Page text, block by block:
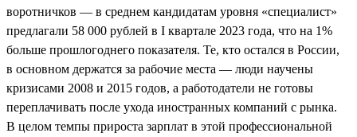
воротничков — в среднем кандидатам уровня «специалист»
предлагали 58 000 рублей в I квартале 2023 года, что на 1%
больше прошлогоднего показателя. Те, кто остался в России,
в основном держатся за рабочие места — люди научены
кризисами 2008 и 2015 годов, а работодатели не готовы
переплачивать после ухода иностранных компаний с рынка.
В целом темпы прироста зарплат в этой профессиональной